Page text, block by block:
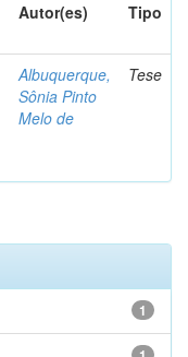
Autor(es) Tipo
Albuquerque,
Sônia Pinto
Melo de
Tese
1